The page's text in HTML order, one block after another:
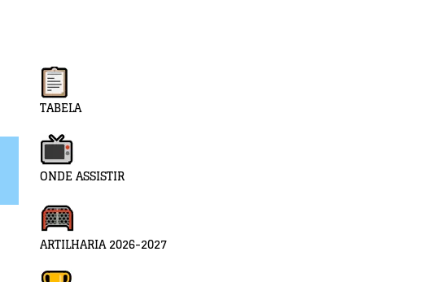
TABELA
ONDE ASSISTIR
ARTILHARIA 2026-2027